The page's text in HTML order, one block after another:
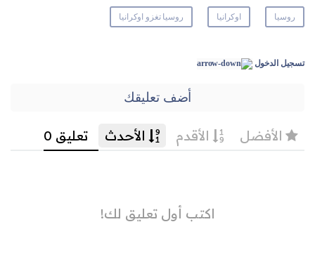
روسيا اوكرانيا روسيا تغزو اوكرانيا
تسجيل الدخول
أضف تعليقك